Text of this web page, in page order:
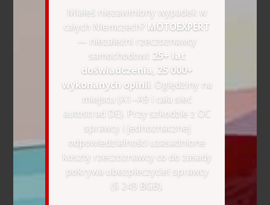
Miałeś niezawiniony wypadek w
całych Niemczech? MOTOEXPERT
— niezależni rzeczoznawcy
samochodowi: 25+ lat
doświadczenia, 25 000+
wykonanych opinii . Oględziny na
miejscu (A1–A9 i cała sieć
autostrad DE). Przy szkodzie z OC
sprawcy i jednoznacznej
odpowiedzialności uzasadnione
koszty rzeczoznawcy co do zasady
pokrywa ubezpieczyciel sprawcy
(§ 249 BGB).